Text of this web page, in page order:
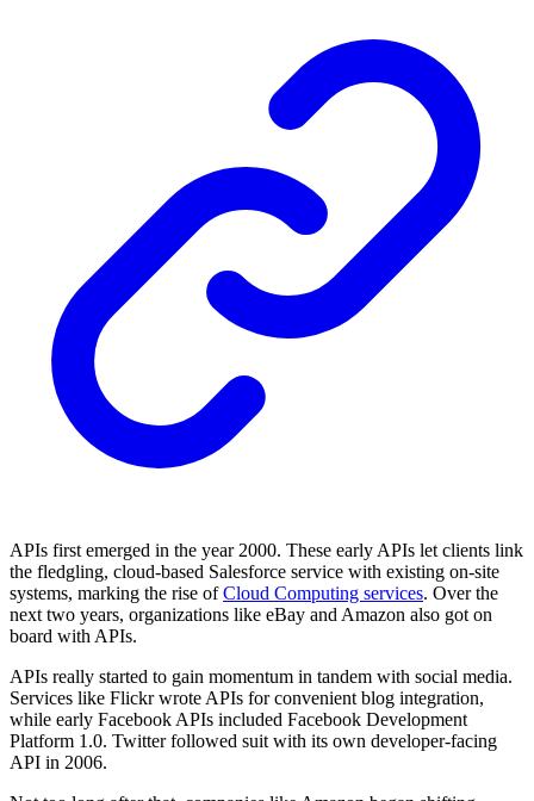
APIs first emerged in the year 2000. These early APIs let clients link
the fledgling, cloud-based Salesforce service with existing on-site
systems, marking the rise ofCloud Computing services. Over the
next two years, organizations like eBay and Amazon also got on
board with APIs.
APIs really started to gain momentum in tandem with social media.
Services like Flickr wrote APIs for convenient blog integration,
while early Facebook APIs included Facebook Development
Platform 1.0. Twitter followed suit with its own developer-facing
API in 2006.